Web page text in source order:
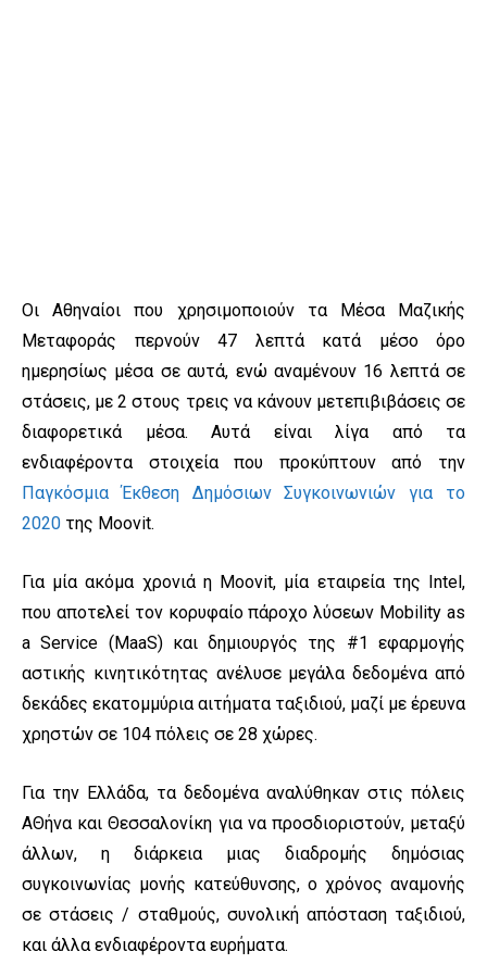
Οι Αθηναίοι που χρησιμοποιούν τα Μέσα Μαζικής
Μεταφοράς περνούν 47 λεπτά κατά μέσο όρο
ημερησίως μέσα σε αυτά, ενώ αναμένουν 16 λεπτά σε
στάσεις, με 2 στους τρεις να κάνουν μετεπιβιβάσεις σε
διαφορετικά μέσα. Αυτά είναι λίγα από τα
ενδιαφέροντα στοιχεία που προκύπτουν από την
Παγκόσμια Έκθεση Δημόσιων Συγκοινωνιών για το
2020 της Moovit.
Για μία ακόμα χρονιά η Moovit, μία εταιρεία της Intel,
που αποτελεί τον κορυφαίο πάροχο λύσεων Mobility as
a Service (MaaS) και δημιουργός της #1 εφαρμογής
αστικής κινητικότητας ανέλυσε μεγάλα δεδομένα από
δεκάδες εκατομμύρια αιτήματα ταξιδιού, μαζί με έρευνα
χρηστών σε 104 πόλεις σε 28 χώρες.
Για την Ελλάδα, τα δεδομένα αναλύθηκαν στις πόλεις
ΑΘήνα και Θεσσαλονίκη για να προσδιοριστούν, μεταξύ
άλλων, η διάρκεια μιας διαδρομής δημόσιας
συγκοινωνίας μονής κατεύθυνσης, ο χρόνος αναμονής
σε στάσεις / σταθμούς, συνολική απόσταση ταξιδιού,
και άλλα ενδιαφέροντα ευρήματα.